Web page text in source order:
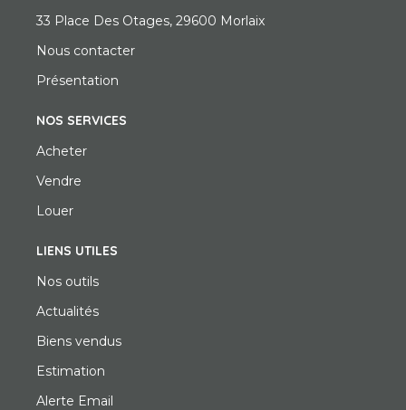
33 Place Des Otages, 29600 Morlaix
Nous contacter
Présentation
NOS SERVICES
Acheter
Vendre
Louer
LIENS UTILES
Nos outils
Actualités
Biens vendus
Estimation
Alerte Email